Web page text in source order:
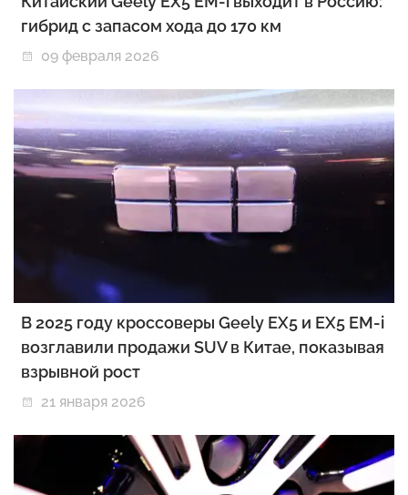
гибрид с запасом хода до 170 км
09 февраля 2026
В 2025 году кроссоверы Geely EX5 и EX5 EM-i
возглавили продажи SUV в Китае, показывая
взрывной рост
21 января 2026